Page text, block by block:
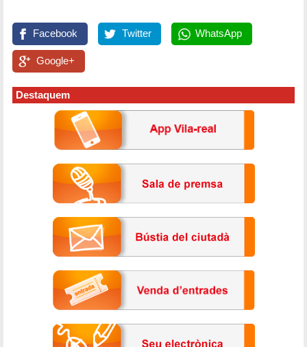
Facebook Twitter WhatsApp
Google+
Destaquem